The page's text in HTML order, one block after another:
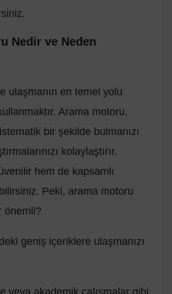
Nedir ve Neden
ulaşmanın en temel yolu
Arama motoru,
bir şekilde bulmanızı
kolaylaştırır.
hem de kapsamlı
Peki, arama motoru
önemli?
geniş içeriklere ulaşmanızı
veya akademik çalışmalar gibi